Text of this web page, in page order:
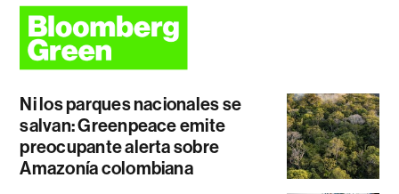
Ni los parques nacionales se
salvan: Greenpeace emite
preocupante alerta sobre
Amazonía colombiana